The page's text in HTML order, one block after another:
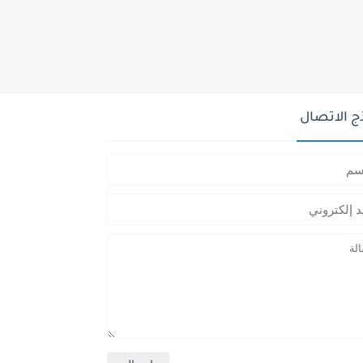
الاتصال